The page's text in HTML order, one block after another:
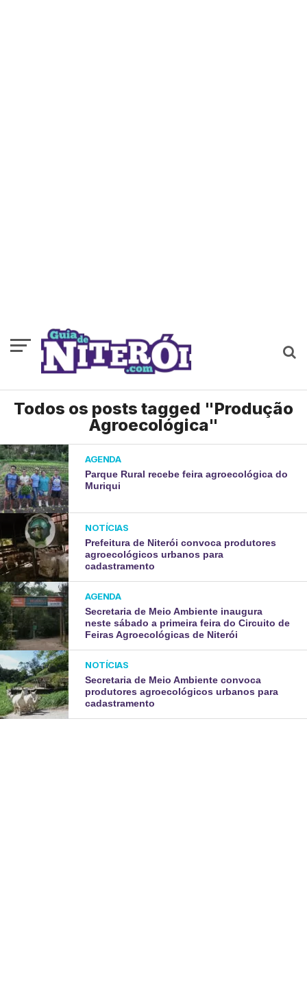
Todos os posts tagged "Produção
Agroecológica"
AGENDA
Parque Rural recebe feira agroecológica do
Muriqui
NOTÍCIAS
Prefeitura de Niterói convoca produtores
agroecológicos urbanos para
cadastramento
AGENDA
Secretaria de Meio Ambiente inaugura
neste sábado a primeira feira do Circuito de
Feiras Agroecológicas de Niterói
NOTÍCIAS
Secretaria de Meio Ambiente convoca
produtores agroecológicos urbanos para
cadastramento